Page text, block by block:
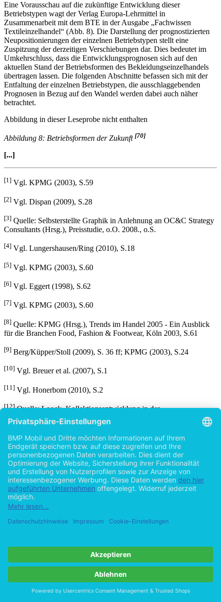
Eine Vorausschau auf die zukünftige Entwicklung dieser
Betriebstypen wagt der Verlag Europa-Lehrmittel in
Zusammenarbeit mit dem BTE in der Ausgabe „Fachwissen
Textileinzelhandel“ (Abb. 8). Die Darstellung der prognostizierten
Neupositionierungen der einzelnen Betriebstypen stellt eine
Zuspitzung der derzeitigen Verschiebungen dar. Dies bedeutet im
Umkehrschluss, dass die Entwicklungsprognosen sich auf den
aktuellen Stand der Betriebsformen des Bekleidungseinzelhandels
übertragen lassen. Die folgenden Abschnitte befassen sich mit der
Entfaltung der einzelnen Betriebstypen, die ausschlaggebenden
Prognosen in Bezug auf den Wandel werden dabei auch näher
betrachtet.
Abbildung in dieser Leseprobe nicht enthalten
Abbildung 8: Betriebsformen der Zukunft [70]
[...]
[1] Vgl. KPMG (2003), S.59
[2] Vgl. Dispan (2009), S.28
[3] Quelle: Selbsterstellte Graphik in Anlehnung an OC&C Strategy
Consultants (Hrsg.), Preisstudie, o.O. 2008., o.S.
[4] Vgl. Lungershausen/Ring (2010), S.18
[5] Vgl. KPMG (2003), S.60
[6] Vgl. Eggert (1998), S.62
[7] Vgl. KPMG (2003), S.60
[8] Quelle: KPMG (Hrsg.), Trends im Handel 2005 - Ein Ausblick
für die Branchen Food, Fashion & Footwear, Köln 2003, S.61
[9] Berg/Küpper/Stoll (2009), S. 36 ff; KPMG (2003), S.24
[10] Vgl. Breuer et al. (2007), S.1
[11] Vgl. Honerbom (2010), S.2
[12]Quelle: Loock, Kollektionsentwicklung in der
Bekleidungsbranche unter besonderer Berücksichtigung empirischer
Erfolgsfaktoren, München/Mering 2008, S.53
[13]Vgl. OC&C Strategy Consultants (o.J.), S.2
[14]Vgl. KPMG (2003), S.25
[15]Quelle: KPMG (Hrsg.), Trends im Handel 2005 - Ein Ausblick
für die Branchen Food, Fashion & Footwear, Köln 2003, S.23
[16]Vgl. Blöcker/Wortmann (2005), S.97
http://www.semiramis.com/semiramis/servlet/pages/de/
Vgl. Botzenhardt /Altenburg (2001), S.19
Vgl. Riekhof (2004), S.92; Scheuch, Michael: Vertikalisierung